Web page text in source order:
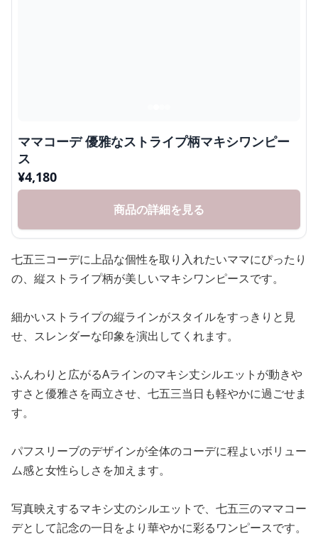
ママコーデ 優雅なストライプ柄マキシワンピー
ス
¥4,180
商品の詳細を見る
七五三コーデに上品な個性を取り入れたいママにぴったり
の、縦ストライプ柄が美しいマキシワンピースです。
細かいストライプの縦ラインがスタイルをすっきりと見
せ、スレンダーな印象を演出してくれます。
ふんわりと広がるAラインのマキシ丈シルエットが動きや
すさと優雅さを両立させ、七五三当日も軽やかに過ごせま
す。
パフスリーブのデザインが全体のコーデに程よいボリュー
ム感と女性らしさを加えます。
写真映えするマキシ丈のシルエットで、七五三のママコー
デとして記念の一日をより華やかに彩るワンピースです。